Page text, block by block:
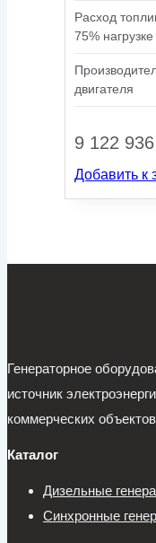
Расход
75% нагрузке
двигателя
9 122 936
Добавить к
Генераторное
источник
коммерческих
Каталог
Дизельные
Синхронные